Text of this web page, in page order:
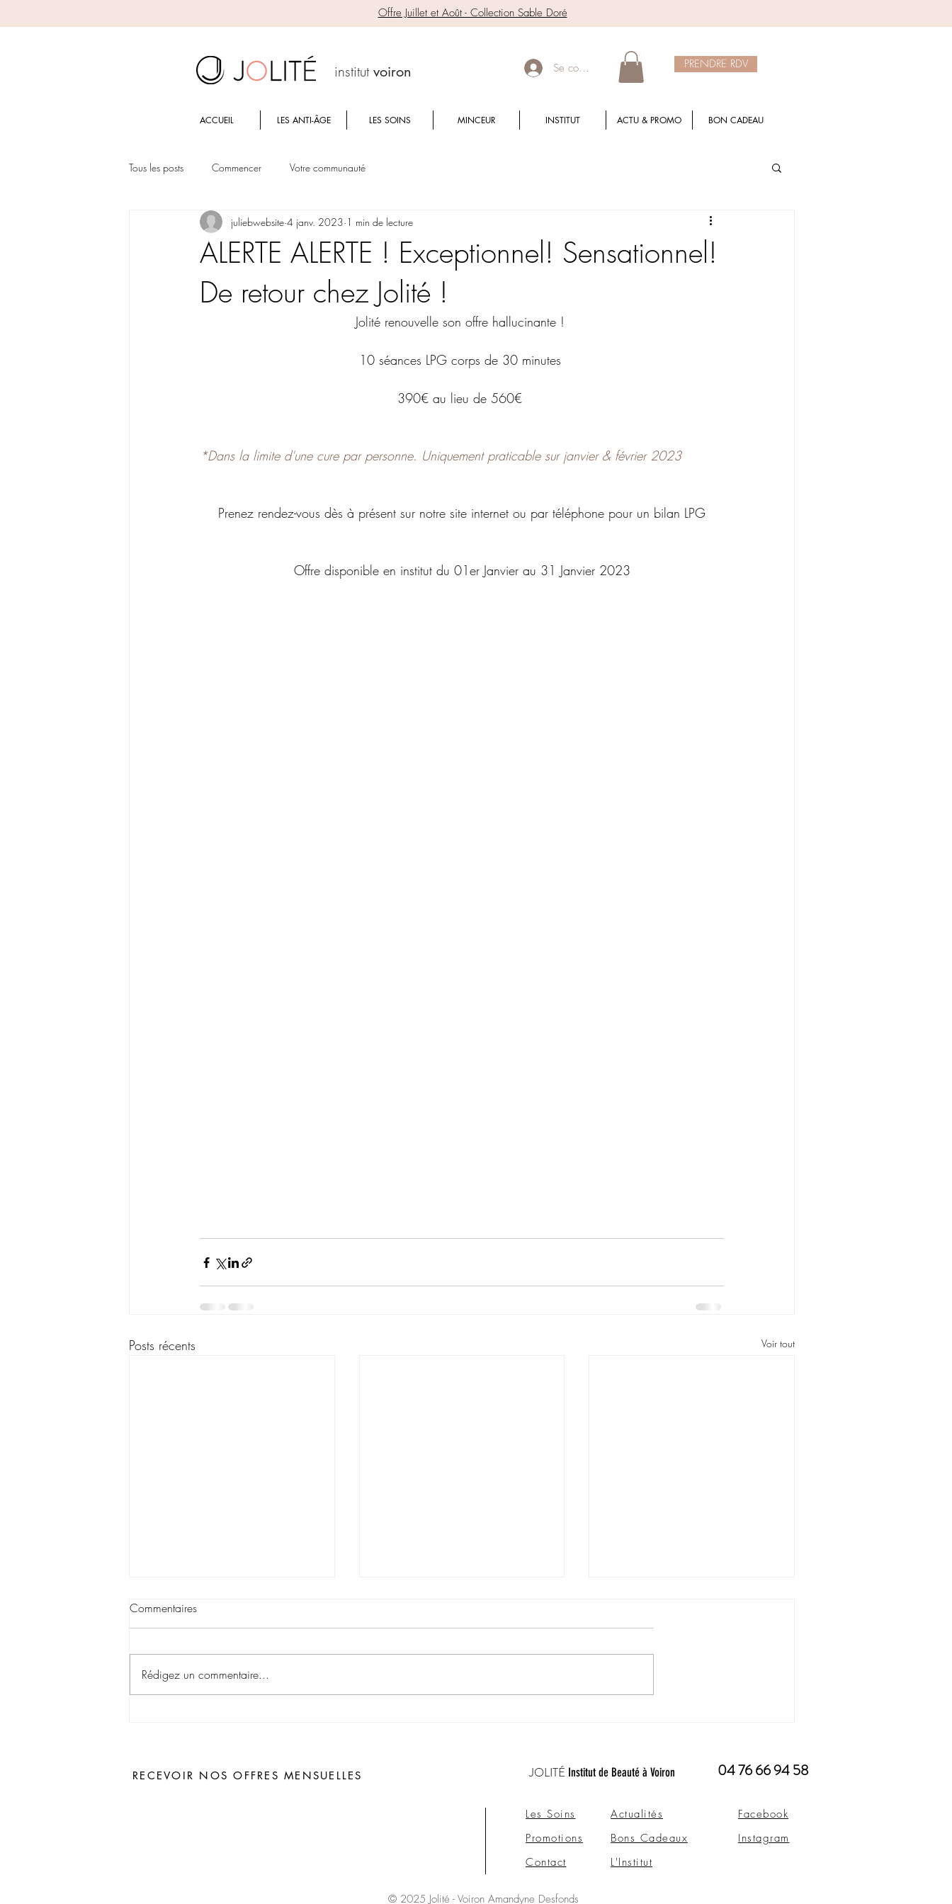
Offre Juillet et Août - Collection Sable Doré
institutvoiron Se connecter PRENDRE RDV
ACCUEIL LES ANTI-ÂGE LES SOINS MINCEUR INSTITUT ACTU & PROMO BON CADEAU
Tous les posts Commencer Votre communauté
ALERTE ALERTE ! Exceptionnel! Sensationnel!
De retour chez Jolité !
juliebwebsite 4 janv. 2023 1 min de lecture
Jolité renouvelle son offre hallucinante !
10 séances LPG corps de 30 minutes
390€ au lieu de 560€
*Dans la limite d'une cure par personne. Uniquement praticable sur janvier & février 2023
Prenez rendez-vous dès à présent sur notre site internet ou par téléphone pour un bilan LPG
Offre disponible en institut du 01er Janvier au 31 Janvier 2023
Posts récents Voir tout
Commentaires
Rédigez un commentaire...
RECEVOIR NOS OFFRES MENSUELLES JOLITÉ Institut de Beauté à Voiron 04 76 66 94 58
Les Soins
Promotions
Contact
Actualités
Bons Cadeaux
L'Institut
Facebook
Instagram
© 2025 Jolité - Voiron Amandyne Desfonds